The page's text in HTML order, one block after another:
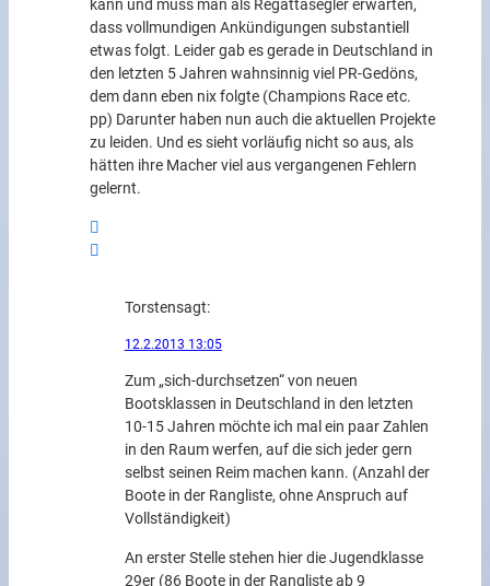
kann und muss man als Regattasegler erwarten,
dass vollmundigen Ankündigungen substantiell
etwas folgt. Leider gab es gerade in Deutschland in
den letzten 5 Jahren wahnsinnig viel PR-Gedöns,
dem dann eben nix folgte (Champions Race etc.
pp) Darunter haben nun auch die aktuellen Projekte
zu leiden. Und es sieht vorläufig nicht so aus, als
hätten ihre Macher viel aus vergangenen Fehlern
gelernt.
Torstensagt:
12.2.2013 13:05
Zum „sich-durchsetzen“ von neuen
Bootsklassen in Deutschland in den letzten
10-15 Jahren möchte ich mal ein paar Zahlen
in den Raum werfen, auf die sich jeder gern
selbst seinen Reim machen kann. (Anzahl der
Boote in der Rangliste, ohne Anspruch auf
Vollständigkeit)
An erster Stelle stehen hier die Jugendklasse
29er (86 Boote in der Rangliste ab 9